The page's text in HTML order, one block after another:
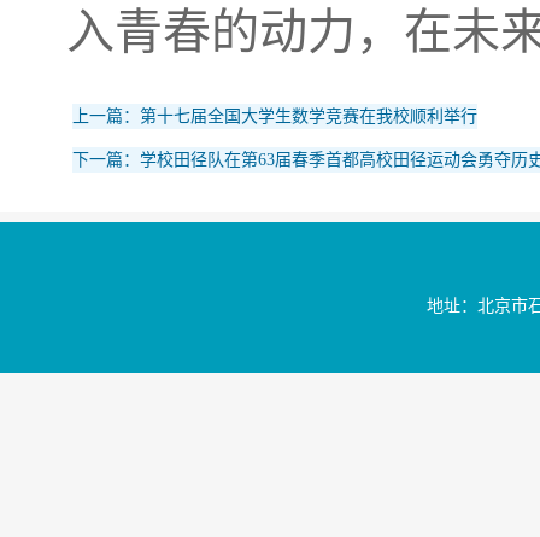
入青春的动力，在未
上一篇：第十七届全国大学生数学竞赛在我校顺利举行
下一篇：学校田径队在第63届春季首都高校田径运动会勇夺历
地址：北京市